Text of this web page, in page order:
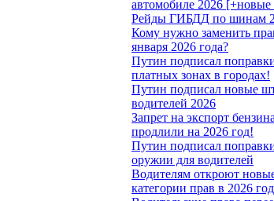
автомобиле 2026
Рейды ГИБДД по шинам
Кому нужно заменить
января 2026 года?
Путин подписал
платных зонах в городах!
Путин подписал новые
водителей 2026
Запрет на экспорт
продлили на 2026 год!
Путин подписал
оружии для водителей
Водителям откроют
категории прав в 2026